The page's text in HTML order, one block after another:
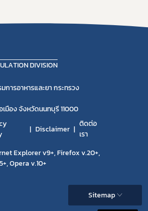
DIVISION
ารอาหารและยา กระทรวง
มือง จังหวัดนนทบุรี 11000
Disclaimer
ติดต่อ
เรา
Explorer v9+, Firefox v.20+,
Opera v.10+
Sitemap